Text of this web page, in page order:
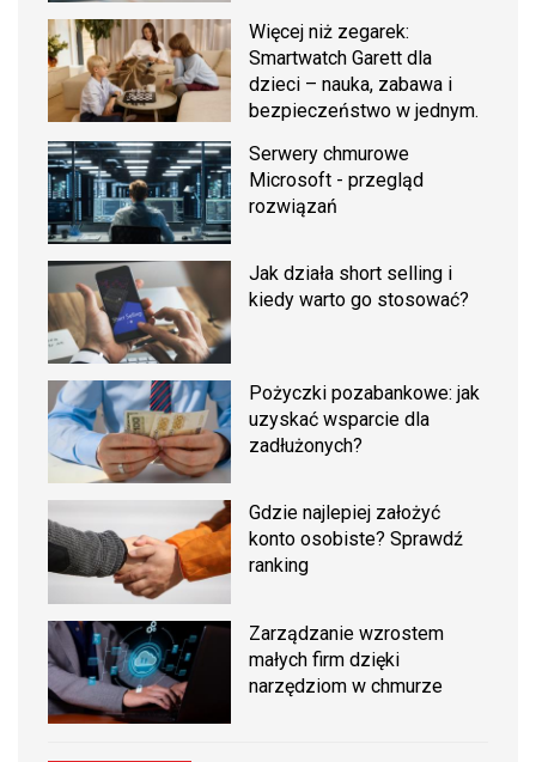
Więcej niż zegarek:
Smartwatch Garett dla
dzieci – nauka, zabawa i
bezpieczeństwo w jednym.
Serwery chmurowe
Microsoft - przegląd
rozwiązań
Jak działa short selling i
kiedy warto go stosować?
Pożyczki pozabankowe: jak
uzyskać wsparcie dla
zadłużonych?
Gdzie najlepiej założyć
konto osobiste? Sprawdź
ranking
Zarządzanie wzrostem
małych firm dzięki
narzędziom w chmurze